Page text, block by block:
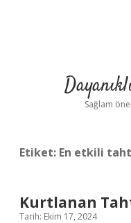
Sağlam
Etiket: En etkili
Kurtlanan
Tarih: Ekim 17, 2024